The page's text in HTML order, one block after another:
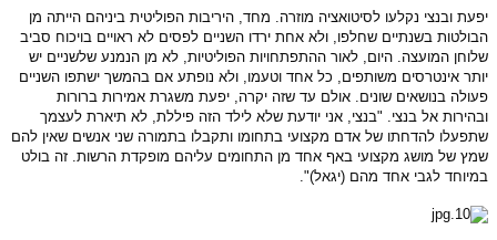
יפעת ובנצי נקלעו לסיטואציה מוזרה. מחד, היריבות הפוליטית ביניהם הייתה מן
הבולטות בשנתיים שחלפו, ולא אחת ירדו השניים לפסים לא ראויים בויכוח סביב
שלוחן המועצה. היום, לאור ההתפתחויות הפוליטיות, לא מן הנמנע שלשניים יש
יותר אינטרסים משותפים, כל אחד וטעמו, ולא נופתע אם בהמשך ישתפו השניים
פעולה בנושאים שונים. אולם עד שזה יקרה, יפעת משגרת אמירות ברורות
ובהירות אל בנצי. "בנצי, אני יודעת שלא לילד הזה פיללת, לא תיארת לעצמך
שתפעלו להדחתו של אדם מקצועי בתחומו ותקבלו בתמורה שני אנשים שאין להם
שמץ של מושג מקצועי באף אחד מן התחומים עליהם מופקדת הרשות. זה בולט
במיוחד לגבי אחד מהם (יגאל)".